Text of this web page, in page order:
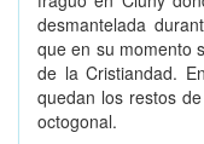
desmantelada
que en su momento
de la Cristiandad.
quedan los restos
octogonal.